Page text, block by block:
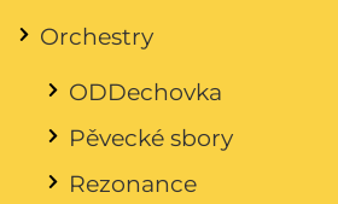
Orchestry
ODDechovka
Pěvecké sbory
Rezonance